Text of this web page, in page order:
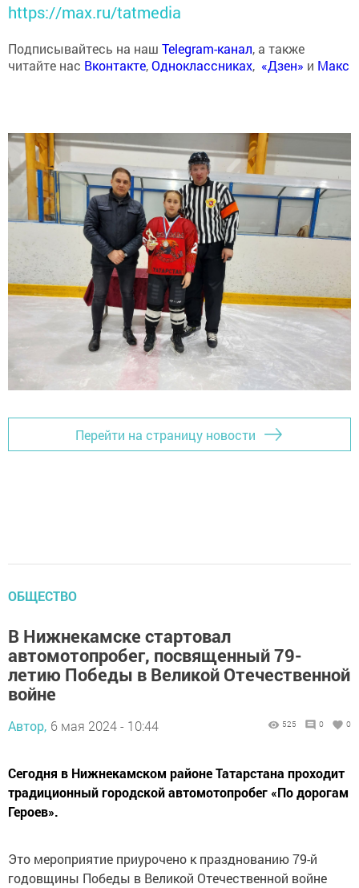
https://max.ru/tatmedia
Подписывайтесь на наш Telegram-канал, а также
читайте нас Вконтакте,Одноклассниках, «Дзен» и Макс
Перейти на страницу новости
ОБЩЕСТВО
В Нижнекамске стартовал
автомотопробег, посвященный 79-
летию Победы в Великой Отечественной
войне
Автор, 6 мая 2024 - 10:44 525 0 0
Сегодня в Нижнекамском районе Татарстана проходит
традиционный городской автомотопробег «По дорогам
Героев».
Это мероприятие приурочено к празднованию 79-й
годовщины Победы в Великой Отечественной войне